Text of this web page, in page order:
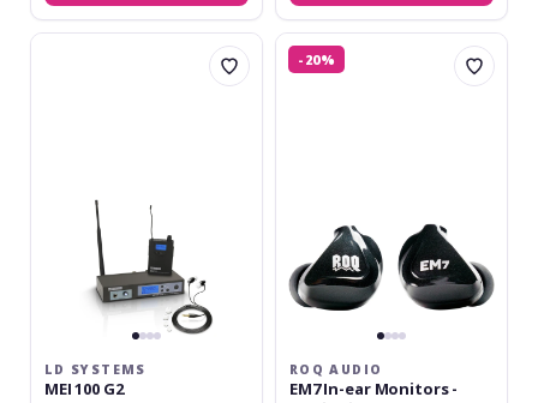
LD
LD SYSTEMS
MEI 100 G2
ROQ
Audio
-20%
ROQ AUDIO
EM7 In-ear Monitors -